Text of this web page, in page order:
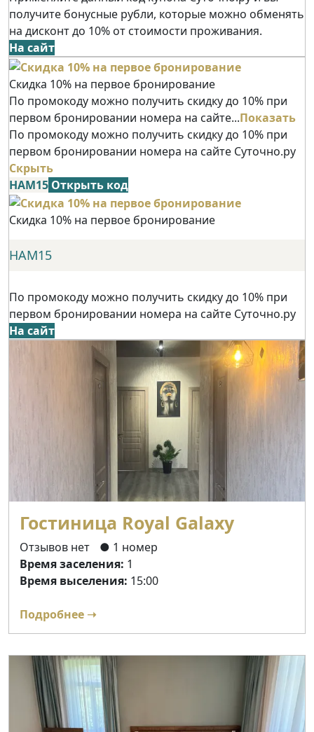
получите бонусные рубли, которые можно обменять
на дисконт до 10% от стоимости проживания.
На сайт
Скидка 10% на первое бронирование
По промокоду можно получить скидку до 10% при
первом бронировании номера на сайте...Показать
По промокоду можно получить скидку до 10% при
первом бронировании номера на сайте Суточно.ру
Скрыть
НАМ15 Открыть код
Скидка 10% на первое бронирование
НАМ15
По промокоду можно получить скидку до 10% при
первом бронировании номера на сайте Суточно.ру
На сайт
Гостиница Royal Galaxy
Отзывов нет
● 1 номер
Время заселения: 1
Время выселения: 15:00
Подробнее ➝